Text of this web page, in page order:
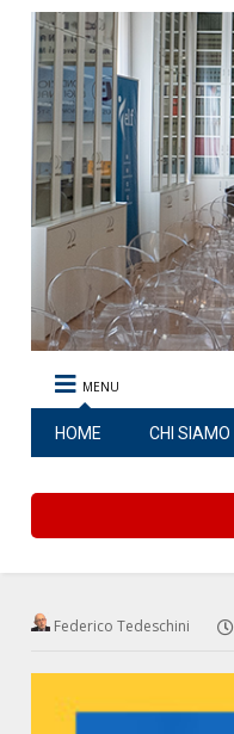
MENU
HOME CHI SIAMO
Federico Tedeschini